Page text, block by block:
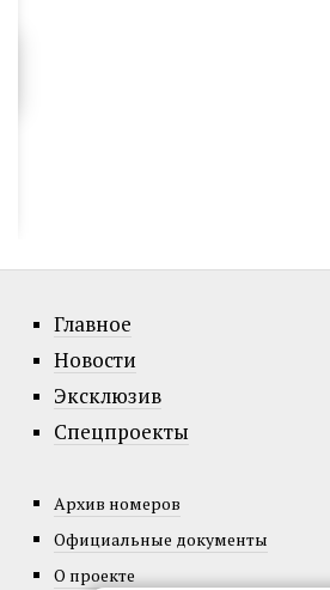
Главное
Новости
Эксклюзив
Спецпроекты
Архив номеров
Официальные документы
О проекте